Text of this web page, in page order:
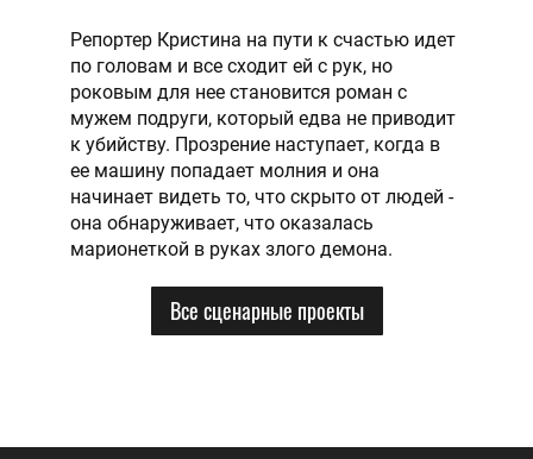
Репортер Кристина на пути к счастью идет
по головам и все сходит ей с рук, но
роковым для нее становится роман с
мужем подруги, который едва не приводит
к убийству. Прозрение наступает, когда в
ее машину попадает молния и она
начинает видеть то, что скрыто от людей -
она обнаруживает, что оказалась
марионеткой в руках злого демона.
Все сценарные проекты